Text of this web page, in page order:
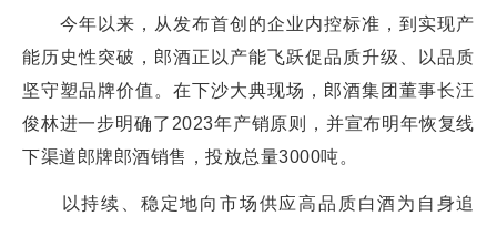
今年以来，从发布首创的企业内控标准，到实现产
能历史性突破，郎酒正以产能飞跃促品质升级、以品质
坚守塑品牌价值。在下沙大典现场，郎酒集团董事长汪
俊林进一步明确了2023年产销原则，并宣布明年恢复线
下渠道郎牌郎酒销售，投放总量3000吨。
以持续、稳定地向市场供应高品质白酒为自身追